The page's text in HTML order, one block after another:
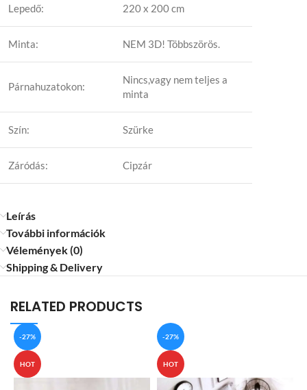
Lepedő: 220 x 200 cm
Minta: NEM 3D! Többszörös.
Párnahuzatokon:
Nincs,vagy nem teljes a
minta
Szín: Szürke
Záródás: Cipzár
Leírás
További információk
Vélemények (0)
Shipping & Delivery
RELATED PRODUCTS
-27%
HOT
-27%
HOT